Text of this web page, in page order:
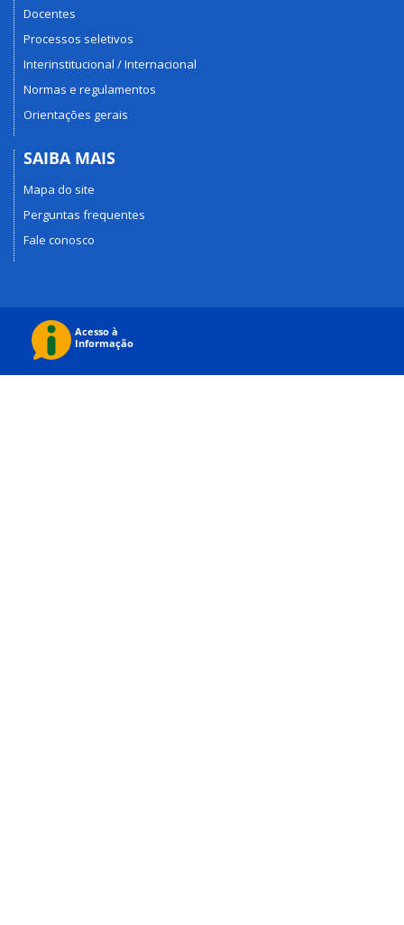
Docentes
Processos seletivos
Interinstitucional / Internacional
Normas e regulamentos
Orientações gerais
SAIBA MAIS
Mapa do site
Perguntas frequentes
Fale conosco